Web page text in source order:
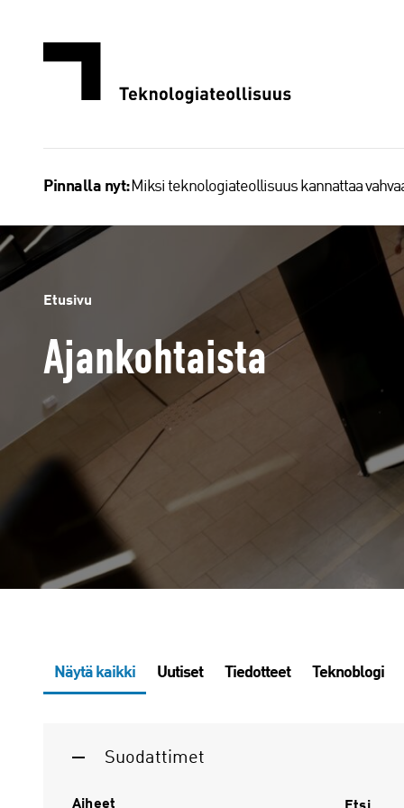
Pinnalla nyt: Miksi teknologiateollisuus kannattaa
Etusivu
Ajankohtaista
Näytä kaikki Uutiset Tiedotteet Teknoblogi
Suodattimet
Aiheet